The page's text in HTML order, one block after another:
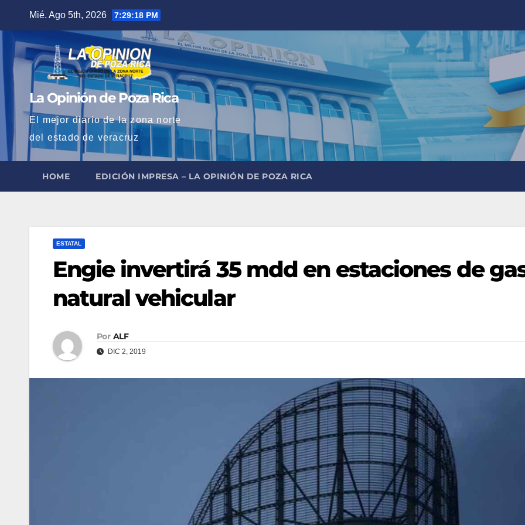
contenido
Mié. Ago 5th, 2026 7:29:19 PM
La Opinión de Poza Rica
El mejor diario de la zona norte
del estado de veracruz
HOME EDICIÓN IMPRESA – LA OPINIÓN DE POZA RICA
ESTATAL
Engie invertirá 35 mdd en estaciones de
natural vehicular
Por ALF
DIC 2, 2019